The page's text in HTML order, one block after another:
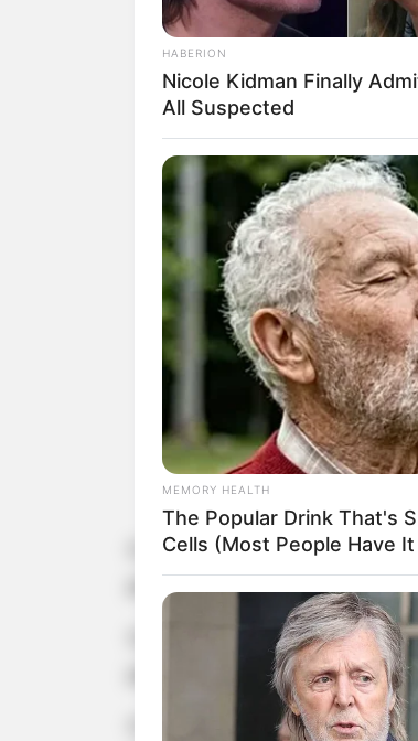
O encontro matutino foi
promover o bem-estar e a
O programa incluiu
para reforçar a importância
O evento contou com a
HABERION
Nicole Kidman Finally
All Suspected
MEMORY HEALTH
The Popular Drink That's
Cells (Most People Have It